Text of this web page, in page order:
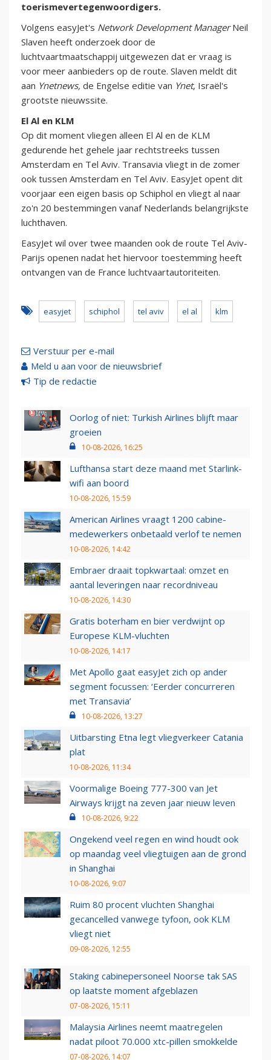
toerismevertegenwoordigers.
Volgens easyJet's Network Development ManagerNeil
Slaven heeft onderzoek door de
luchtvaartmaatschappij uitgewezen dat er vraag is
voor meer aanbieders op de route. Slaven meldt dit
aan Ynetnews, de Engelse editie van Ynet, Israël's
grootste nieuwssite.
El Al en KLM
Op dit moment vliegen alleen El Al en de KLM
gedurende het gehele jaar rechtstreeks tussen
Amsterdam en Tel Aviv. Transavia vliegt in de zomer
ook tussen Amsterdam en Tel Aviv. EasyJet opent dit
voorjaar een eigen basis op Schiphol en vliegt al naar
zo'n 20 bestemmingen vanaf Nederlands belangrijkste
luchthaven.
EasyJet wil over twee maanden ook de route Tel Aviv-
Parijs openen nadat het hiervoor toestemming heeft
ontvangen van de France luchtvaartautoriteiten.
easyjet schiphol tel aviv el al klm
Verstuur per e-mail
Meld u aan voor de nieuwsbrief
Tip de redactie
Oorlog of niet: Turkish Airlines blijft maar
groeien
10-08-2026, 16:25
Lufthansa start deze maand met Starlink-
wifi aan boord
10-08-2026, 15:59
American Airlines vraagt 1200 cabine-
medewerkers onbetaald verlof te nemen
10-08-2026, 14:42
Embraer draait topkwartaal: omzet en
aantal leveringen naar recordniveau
10-08-2026, 14:30
Gratis boterham en bier verdwijnt op
Europese KLM-vluchten
10-08-2026, 14:17
Met Apollo gaat easyJet zich op ander
segment focussen: ‘Eerder concurreren
met Transavia’
10-08-2026, 13:27
Uitbarsting Etna legt vliegverkeer Catania
plat
10-08-2026, 11:34
Voormalige Boeing 777-300 van Jet
Airways krijgt na zeven jaar nieuw leven
10-08-2026, 9:22
Ongekend veel regen en wind houdt ook
op maandag veel vliegtuigen aan de grond
in Shanghai
10-08-2026, 9:07
Ruim 80 procent vluchten Shanghai
gecancelled vanwege tyfoon, ook KLM
vliegt niet
09-08-2026, 12:55
Staking cabinepersoneel Noorse tak SAS
op laatste moment afgeblazen
07-08-2026, 15:11
Malaysia Airlines neemt maatregelen
nadat piloot 70.000 xtc-pillen smokkelde
07-08-2026, 14:07